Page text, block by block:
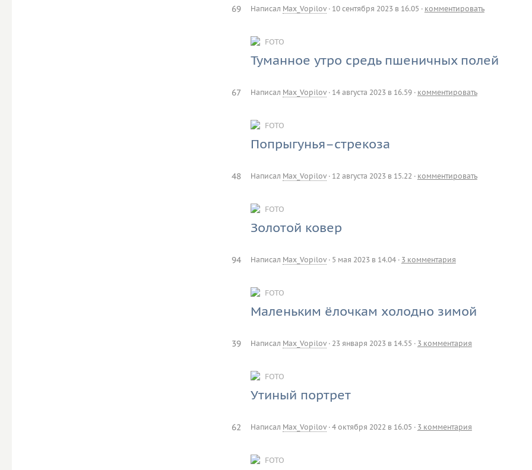
Написал Max_Vopilov· 10 сентября 2023 в 16.05 · комментировать
69
FOTO
Туманное утро средь пшеничных полей
Написал Max_Vopilov· 14 августа 2023 в 16.59· комментировать
67
FOTO
Попрыгунья–стрекоза
Написал Max_Vopilov· 12 августа 2023 в 15.22 · комментировать
48
FOTO
Золотой ковер
Написал Max_Vopilov· 5 мая 2023 в 14.04· 3 комментария
94
FOTO
Маленьким ёлочкам холодно зимой
Написал Max_Vopilov· 23 января 2023 в 14.55 · 3 комментария
39
FOTO
Утиный портрет
Написал Max_Vopilov· 4 октября 2022 в 16.05 · 3 комментария
62
FOTO